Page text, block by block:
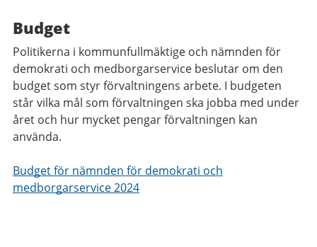
Budget
Politikerna i kommunfullmäktige och nämnden för
demokrati och medborgarservice beslutar om den
budget som styr förvaltningens arbete. I budgeten
står vilka mål som förvaltningen ska jobba med under
året och hur mycket pengar förvaltningen kan
använda.
Budget för nämnden för demokrati och
medborgarservice 2024